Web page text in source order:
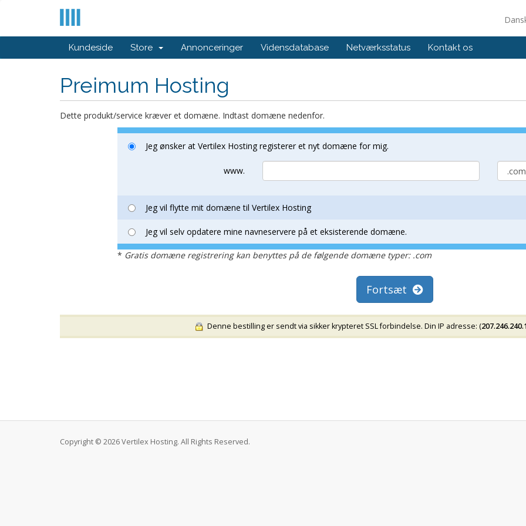
Kundeside Store Annonceringer Vidensdatabase Netværksstatus Kontakt os
Preimum Hosting
Dette produkt/service kræver et domæne. Indtast domæne nedenfor.
Jeg ønsker at Vertilex Hosting registerer et nyt domæne for mig.
www.
Jeg vil flytte mit domæne til Vertilex Hosting
Jeg vil selv opdatere mine navneservere på et eksisterende domæne.
* Gratis domæne registrering kan benyttes på de følgende domæne typer: .com
Fortsæt
Denne bestilling er sendt via sikker krypteret SSL forbindelse. Din IP adresse: (
Copyright © 2026 Vertilex Hosting. All Rights Reserved.